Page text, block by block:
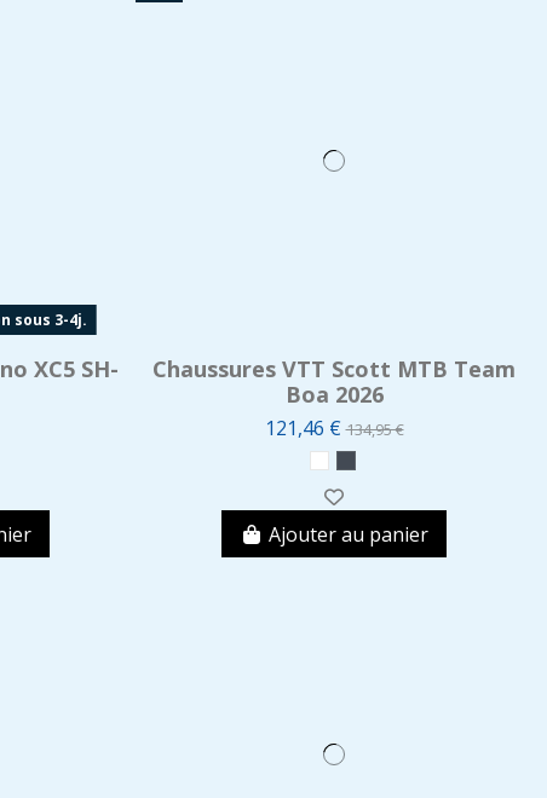
sous 3-4j.
XC5 SH-
Chaussures VTT Scott MTB Team
Boa 2026
121,46 €134,95 €
Ajouter au panier